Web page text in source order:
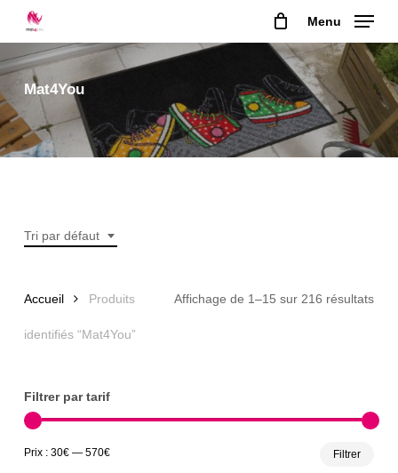
main
content
Menu
Mat4You
Tri par défaut
Affichage de 1–15 sur 216 résultats
Accueil Produits
identifiés “Mat4You”
Filtrer par tarif
Filtrer
Prix : 30€— 570€